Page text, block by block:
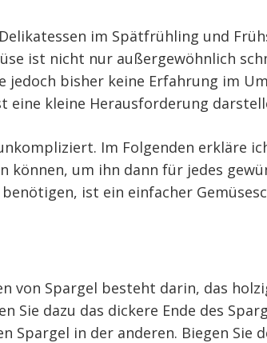
im Spätfrühling und
ist nicht nur außergewöhnlich
jedoch bisher keine Erfahrung im
eine kleine Herausforderung
Im Folgenden erkläre
können, um ihn dann für jedes
ist ein einfacher
von Spargel besteht darin, das
Sie dazu das dickere Ende des
Spargel in der anderen. Biegen Sie